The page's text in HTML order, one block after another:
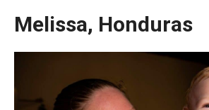
Melissa, Honduras